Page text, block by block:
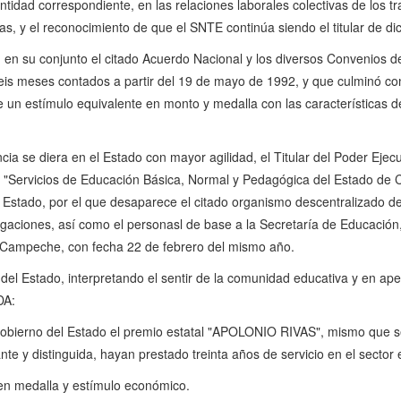
correspondiente, en las relaciones laborales colectivas de los
y el reconocimiento de que el SNTE continúa siendo el titular de
su conjunto el citado Acuerdo Nacional y los diversos Convenios
meses contados a partir del 19 de mayo de 1992, y que culminó
estímulo equivalente en monto y medalla con las características
se diera en el Estado con mayor agilidad, el Titular del Poder
de Educación Básica, Normal y Pedagógica del Estado de
por el que desaparece el citado organismo descentralizado
así como el personasl de base a la Secretaría de
con fecha 22 de febrero del mismo año.
Estado, interpretando el sentir de la comunidad educativa y en
del Estado el premio estatal "APOLONIO RIVAS", mismo
y distinguida, hayan prestado treinta años de servicio en el sector
medalla y estímulo económico.